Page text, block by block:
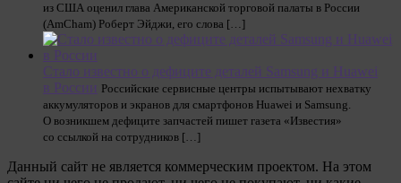
из США оценил глава Американской торговой палаты в России
(AmCham) Роберт Эйджи, его слова […]
Стало известно о дефиците деталей Samsung и Huawei
в России Российские сервисные центры испытывают нехватку
аккумуляторов и экранов для смартфонов Huawei и Samsung.
О возникшем дефиците запчастей пишет газета «Известия»
со ссылкой на сотрудников […]
Данный сайт не является коммерческим проектом. На этом